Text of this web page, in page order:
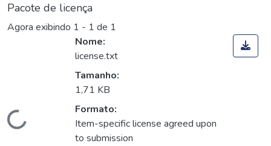
Pacote de licença
Agora exibindo 1 - 1 de 1
Carregando...
Nome:
license.txt
Tamanho:
1,71 KB
Formato:
Item-specific license agreed upon
to submission